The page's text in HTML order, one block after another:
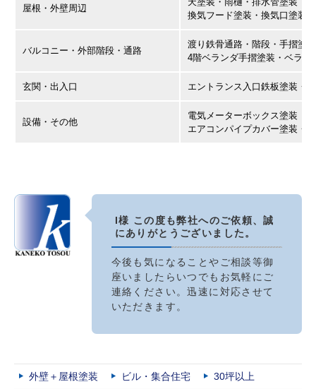
屋根・外壁周辺
換気フード塗装・換気口塗装
バルコニー・外部階段・通路
渡り鉄骨通路・階段・手摺塗
4階ベランダ手摺塗装・ベラン
玄関・出入口 エントランス入口鉄板塗装・
設備・その他
電気メーターボックス塗装（
エアコンパイプカバー塗装・
I様 この度も弊社へのご依頼、誠
にありがとうございました。
今後も気になることやご相談等御
座いましたらいつでもお気軽にご
連絡ください。迅速に対応させて
いただきます。
外壁＋屋根塗装 ビル・集合住宅 30坪以上